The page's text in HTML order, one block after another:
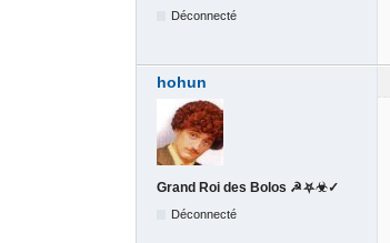
Déconnecté
hohun
Grand Roi des Bolos ☭⛧☣✓
Déconnecté